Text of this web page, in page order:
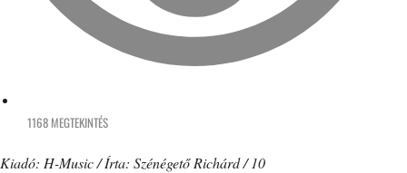
1168 MEGTEKINTÉS
Kiadó: H-Music / Írta: Szénégető Richárd / 10